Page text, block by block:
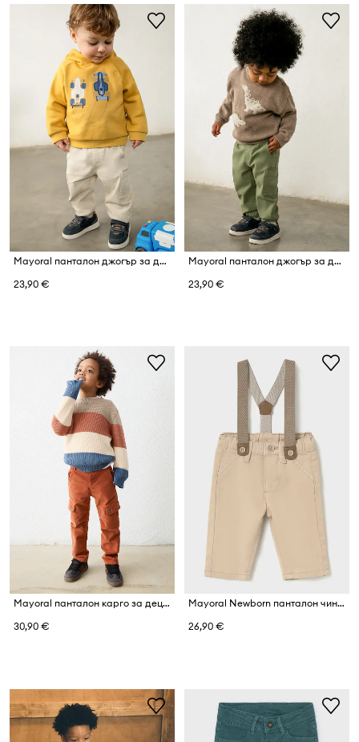
Mayoral панталон джогър за деца от памук с еластан Joggery cargo
23,90 €
Mayoral панталон джогър за деца от памук с еластан Joggery cargo
23,90 €
Mayoral панталон карго за деца от памук с еластан
30,90 €
Mayoral Newborn панталон чино за бебе с памук
26,90 €